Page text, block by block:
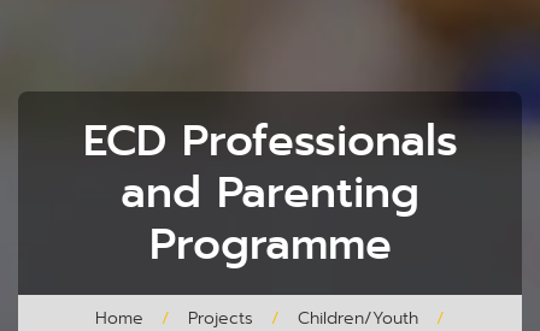
ECD Professionals
and Parenting
Programme
Home / Projects / Children/Youth
/